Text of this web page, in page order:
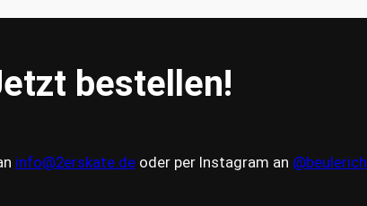
bestellen!
info@2erskate.de oder per Instagram an @beulerich